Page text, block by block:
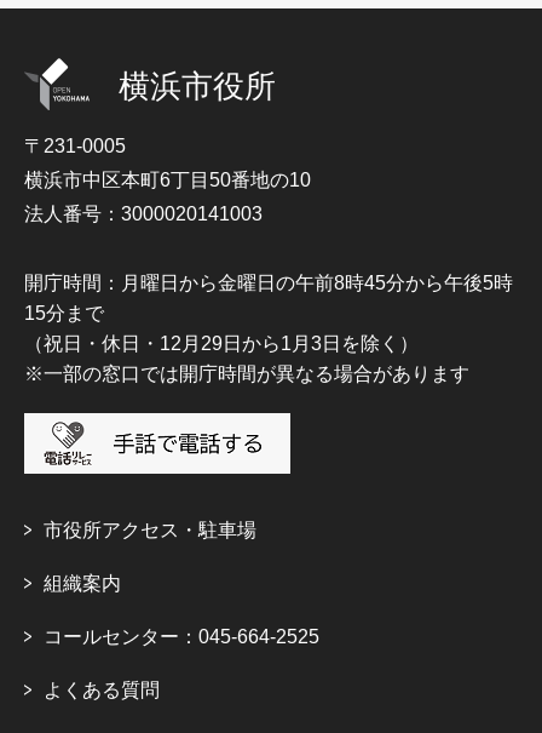
横浜市役所
〒231-0005
横浜市中区本町6丁目50番地の10
法人番号：3000020141003
開庁時間：月曜日から金曜日の午前8時45分から午後5時
15分まで
（祝日・休日・12月29日から1月3日を除く）
※一部の窓口では開庁時間が異なる場合があります
市役所アクセス・駐車場
組織案内
コールセンター：045-664-2525
よくある質問